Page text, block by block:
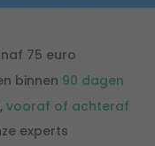
75 euro
binnen 90 dagen
vooraf of achteraf
experts